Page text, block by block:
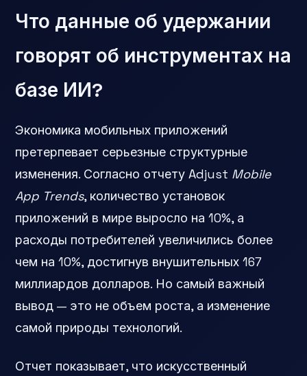
Что данные об удержании
говорят об инструментах на
базе ИИ?
Экономика мобильных приложений
претерпевает серьезные структурные
изменения. Согласно отчету Adjust Mobile
App Trends, количество установок
приложений в мире выросло на 10%, а
расходы потребителей увеличились более
чем на 10%, достигнув внушительных 167
миллиардов долларов. Но самый важный
вывод — это не объем роста, а изменение
самой природы технологий.
Отчет показывает, что искусственный